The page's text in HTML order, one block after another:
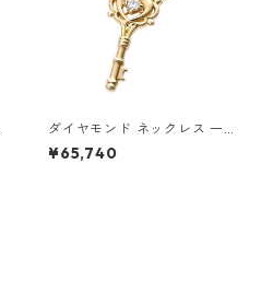
ダイヤモンド ネックレス 一粒
K18 イエローゴールド 鍵 キー
モチーフ ペンダント 鑑別カー
¥65,740